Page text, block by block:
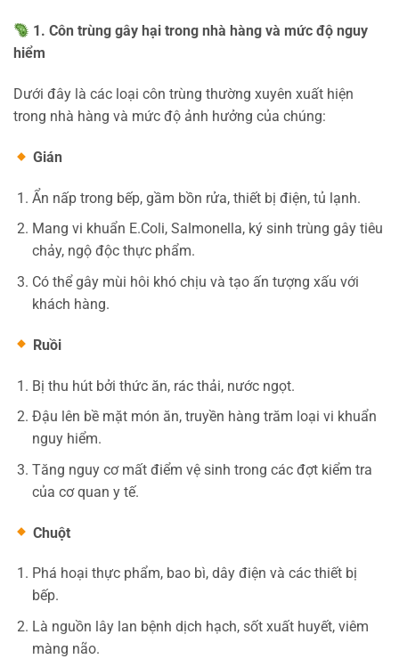
1. Côn trùng gây hại trong nhà hàng và mức độ nguy
hiểm
Dưới đây là các loại côn trùng thường xuyên xuất hiện
trong nhà hàng và mức độ ảnh hưởng của chúng:
Gián
Ẩn nấp trong bếp, gầm bồn rửa, thiết bị điện, tủ lạnh.
Mang vi khuẩn E.Coli, Salmonella, ký sinh trùng gây tiêu
chảy, ngộ độc thực phẩm.
Có thể gây mùi hôi khó chịu và tạo ấn tượng xấu với
khách hàng.
Ruồi
Bị thu hút bởi thức ăn, rác thải, nước ngọt.
Đậu lên bề mặt món ăn, truyền hàng trăm loại vi khuẩn
nguy hiểm.
Tăng nguy cơ mất điểm vệ sinh trong các đợt kiểm tra
của cơ quan y tế.
Chuột
Phá hoại thực phẩm, bao bì, dây điện và các thiết bị
bếp.
Là nguồn lây lan bệnh dịch hạch, sốt xuất huyết, viêm
màng não.